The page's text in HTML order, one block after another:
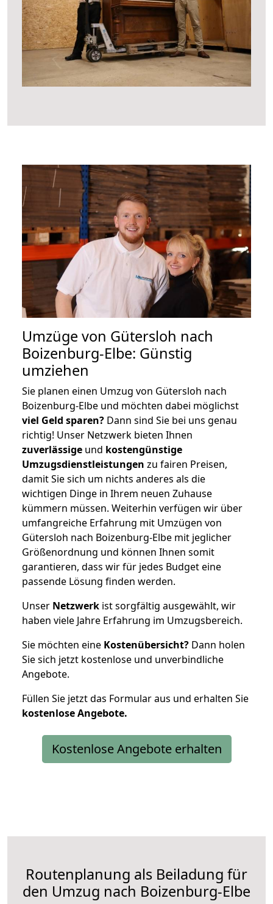
Umzüge von Gütersloh nach
Boizenburg-Elbe: Günstig
umziehen
Sie planen einen Umzug von Gütersloh nach
Boizenburg-Elbe und möchten dabei möglichst
viel Geld sparen? Dann sind Sie bei uns genau
richtig! Unser Netzwerk bieten Ihnen
zuverlässige und kostengünstige
Umzugsdienstleistungen zu fairen Preisen,
damit Sie sich um nichts anderes als die
wichtigen Dinge in Ihrem neuen Zuhause
kümmern müssen. Weiterhin verfügen wir über
umfangreiche Erfahrung mit Umzügen von
Gütersloh nach Boizenburg-Elbe mit jeglicher
Größenordnung und können Ihnen somit
garantieren, dass wir für jedes Budget eine
passende Lösung finden werden.
Unser Netzwerk ist sorgfältig ausgewählt, wir
haben viele Jahre Erfahrung im Umzugsbereich.
Sie möchten eine Kostenübersicht? Dann holen
Sie sich jetzt kostenlose und unverbindliche
Angebote.
Füllen Sie jetzt das Formular aus und erhalten Sie
kostenloseAngebote.
Kostenlose Angebote erhalten
Routenplanung als Beiladung für
den Umzug nach Boizenburg-Elbe